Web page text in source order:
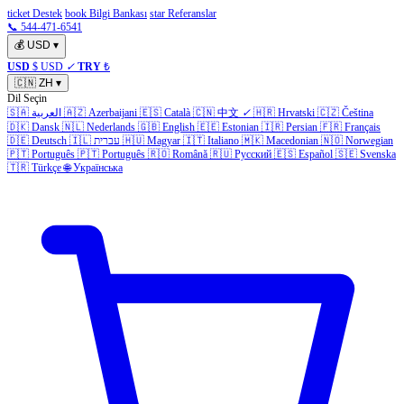
ticket Destek book Bilgi Bankası star Referanslar
📞 544-471-6541
💰 USD ▾
USD $ USD ✓ TRY ₺
🇨🇳 ZH ▾
Dil Seçin
🇸🇦 العربية 🇦🇿 Azerbaijani 🇪🇸 Català 🇨🇳 中文 ✓ 🇭🇷 Hrvatski 🇨🇿 Čeština
🇩🇰 Dansk 🇳🇱 Nederlands 🇬🇧 English 🇪🇪 Estonian 🇮🇷 Persian 🇫🇷 Français
🇩🇪 Deutsch 🇮🇱 עברית 🇭🇺 Magyar 🇮🇹 Italiano 🇲🇰 Macedonian 🇳🇴 Norwegian
🇵🇹 Português 🇵🇹 Português 🇷🇴 Română 🇷🇺 Русский 🇪🇸 Español 🇸🇪 Svenska
🇹🇷 Türkçe 🌐 Українська